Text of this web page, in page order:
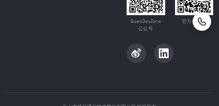
QuecDevZone
公众号
官方公众号